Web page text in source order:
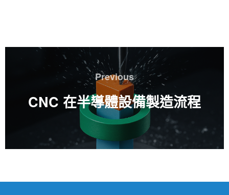
Previous
Previous
CNC 在半導體設備製造流程